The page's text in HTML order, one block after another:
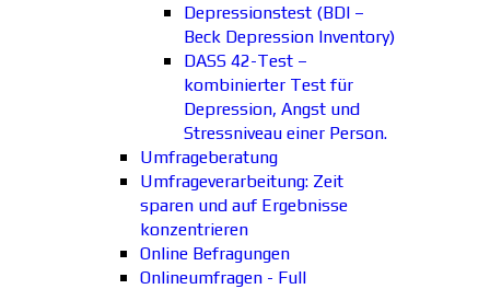
Depressionstest (BDI –
Beck Depression Inventory)
DASS 42-Test –
kombinierter Test für
Depression, Angst und
Stressniveau einer Person.
Umfrageberatung
Umfrageverarbeitung: Zeit
sparen und auf Ergebnisse
konzentrieren
Online Befragungen
Onlineumfragen - Full